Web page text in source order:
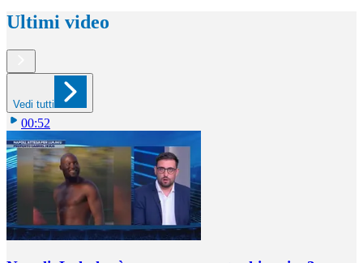
Ultimi video
Vedi tutti
00:52